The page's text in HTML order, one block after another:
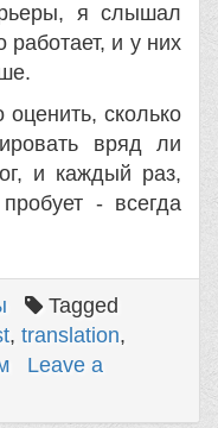
я слышал
работает, и у них
сколько
вряд ли
и каждый раз,
- всегда
Tagged
, translation,
Leave a